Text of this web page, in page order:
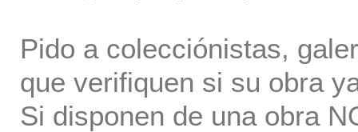
Pido a colecciónistas,
que verifiquen si su obra
Si disponen de una obra